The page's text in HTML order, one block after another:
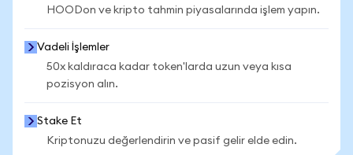
HOODon ve kripto tahmin piyasalarında işlem yapın.
Vadeli İşlemler
50x kaldıraca kadar token'larda uzun veya kısa
pozisyon alın.
Stake Et
Kriptonuzu değerlendirin ve pasif gelir elde edin.